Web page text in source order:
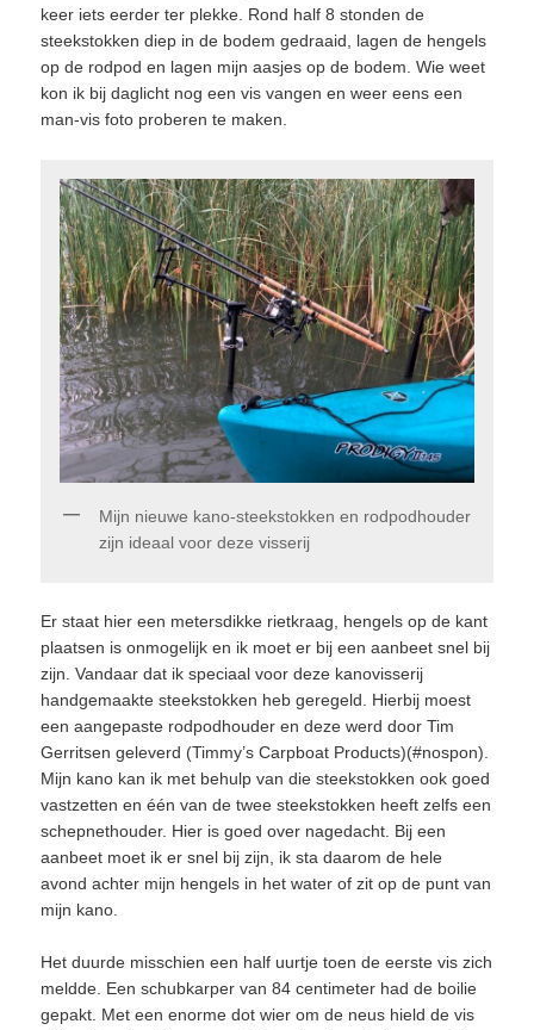
keer iets eerder ter plekke. Rond half 8 stonden de
steekstokken diep in de bodem gedraaid, lagen de hengels
op de rodpod en lagen mijn aasjes op de bodem. Wie weet
kon ik bij daglicht nog een vis vangen en weer eens een
man-vis foto proberen te maken.
Mijn nieuwe kano-steekstokken en rodpodhouder
zijn ideaal voor deze visserij
Er staat hier een metersdikke rietkraag, hengels op de kant
plaatsen is onmogelijk en ik moet er bij een aanbeet snel bij
zijn. Vandaar dat ik speciaal voor deze kanovisserij
handgemaakte steekstokken heb geregeld. Hierbij moest
een aangepaste rodpodhouder en deze werd door Tim
Gerritsen geleverd (Timmy’s Carpboat Products)(#nospon).
Mijn kano kan ik met behulp van die steekstokken ook goed
vastzetten en één van de twee steekstokken heeft zelfs een
schepnethouder. Hier is goed over nagedacht. Bij een
aanbeet moet ik er snel bij zijn, ik sta daarom de hele
avond achter mijn hengels in het water of zit op de punt van
mijn kano.
Het duurde misschien een half uurtje toen de eerste vis zich
meldde. Een schubkarper van 84 centimeter had de boilie
gepakt. Met een enorme dot wier om de neus hield de vis